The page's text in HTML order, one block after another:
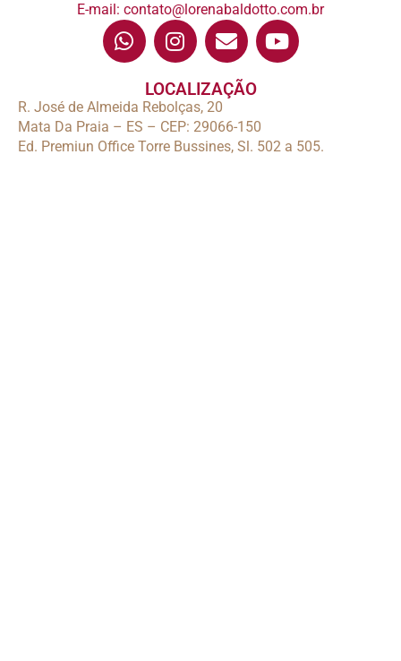
E-mail: contato@lorenabaldotto.com.br
LOCALIZAÇÃO
R. José de Almeida Rebolças, 20
Mata Da Praia – ES – CEP: 29066-150
Ed. Premiun Office Torre Bussines, Sl. 502 a 505.